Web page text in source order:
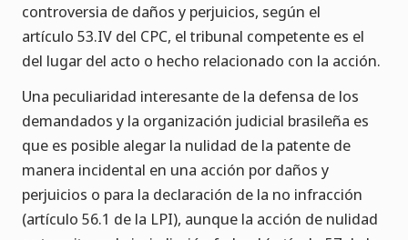
controversia de daños y perjuicios, según el
artículo 53.IV del CPC, el tribunal competente es el
del lugar del acto o hecho relacionado con la acción.
Una peculiaridad interesante de la defensa de los
demandados y la organización judicial brasileña es
que es posible alegar la nulidad de la patente de
manera incidental en una acción por daños y
perjuicios o para la declaración de la no infracción
(artículo 56.1 de la LPI), aunque la acción de nulidad